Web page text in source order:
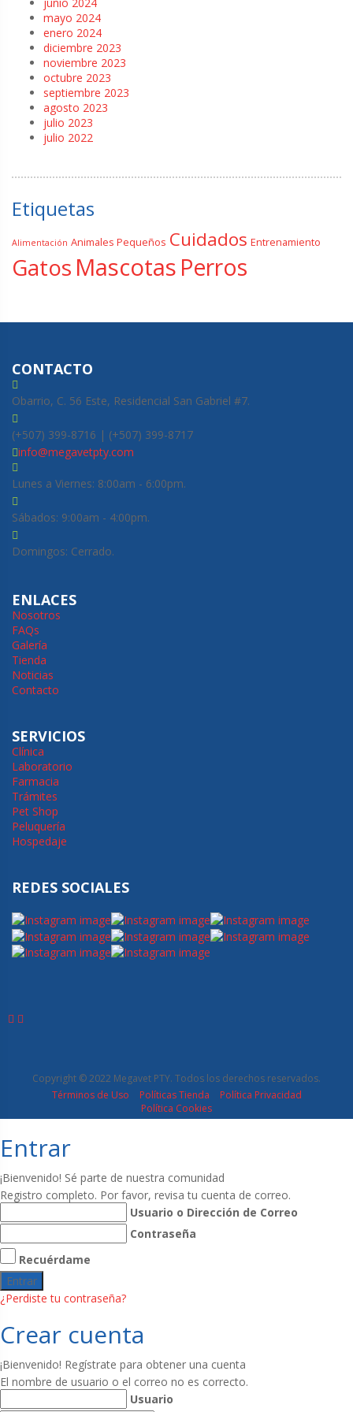
mayo 2024
enero 2024
diciembre 2023
noviembre 2023
octubre 2023
septiembre 2023
agosto 2023
julio 2023
julio 2022
Etiquetas
Alimentación Animales Pequeños Cuidados Entrenamiento
Gatos Mascotas Perros
CONTACTO
Obarrio, C. 56 Este, Residencial San Gabriel #7.
(+507) 399-8716 | (+507) 399-8717
info@megavetpty.com
Lunes a Viernes: 8:00am - 6:00pm.
Sábados: 9:00am - 4:00pm.
Domingos: Cerrado.
ENLACES
Nosotros
FAQs
Galería
Tienda
Noticias
Contacto
SERVICIOS
Clínica
Laboratorio
Farmacia
Trámites
Pet Shop
Peluquería
Hospedaje
REDES SOCIALES
Copyright © 2022 Megavet PTY. Todos los derechos reservados.
Términos de Uso
Políticas Tienda
Política Privacidad
Política Cookies
Entrar
¡Bienvenido! Sé parte de nuestra comunidad
Registro completo. Por favor, revisa tu cuenta de correo.
Usuario o Dirección de Correo
Contraseña
Recuérdame
¿Perdiste tu contraseña?
Crear cuenta
¡Bienvenido! Regístrate para obtener una cuenta
El nombre de usuario o el correo no es correcto.
Usuario